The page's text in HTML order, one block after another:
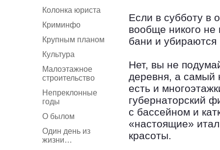
Колонка юриста
Криминфо
Крупным планом
Культура
Малоэтажное
строительство
Непреклонные
годы
О былом
Один день из
жизни…
Если в субботу в
вообще никого не
бани и убираются
Нет, вы не
деревня, а самый
есть и
губернаторский
с бассейном и
«настоящие»
красоты.